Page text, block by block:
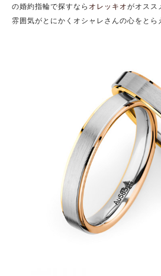
の婚約指輪で探すなら オレッキオがオスス
雰囲気がとにかくオシャレさんの心をとら